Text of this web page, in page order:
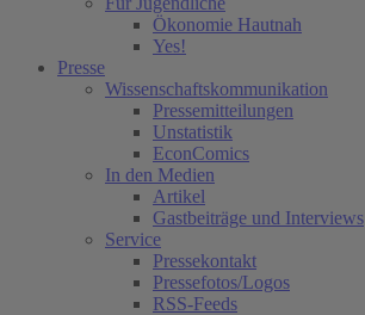
Ökonomie Hautnah
Yes!
Presse
Wissenschaftskommunikation
Pressemitteilungen
Unstatistik
EconComics
In den Medien
Artikel
Gastbeiträge und Interviews
Service
Pressekontakt
Pressefotos/Logos
RSS-Feeds